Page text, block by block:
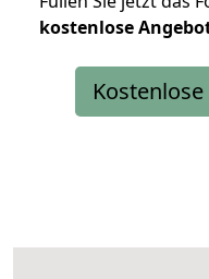
kostenlose